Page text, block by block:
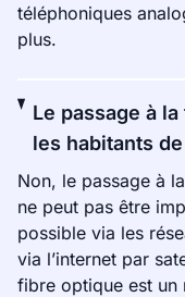
téléphoniques
plus.
Le passage à
les habitants
Non, le passage à
ne peut pas être
possible via les
via l’internet par
fibre optique est un